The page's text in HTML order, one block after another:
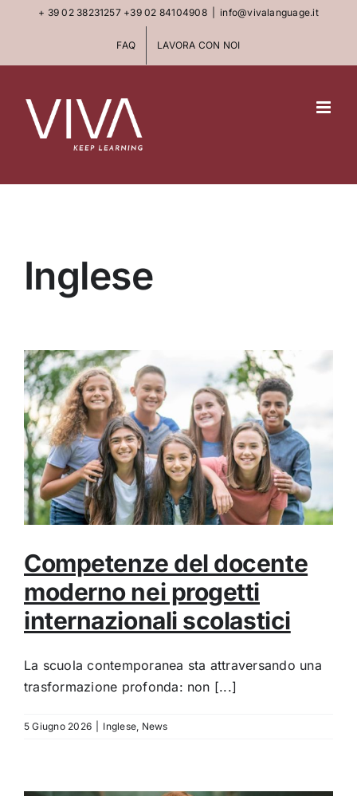
+ 39 02 38231257 +39 02 84104908 info@vivalanguage.it
FAQ LAVORA CON NOI
Inglese
Competenze del docente
moderno nei progetti
internazionali scolastici
La scuola contemporanea sta attraversando una
trasformazione profonda: non [...]
5 Giugno 2026 Inglese News